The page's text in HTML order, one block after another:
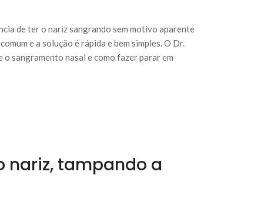
de ter o nariz sangrando sem motivo aparente
e a solução é rápida e bem simples. O Dr.
o sangramento nasal e como fazer parar em
nariz, tampando a